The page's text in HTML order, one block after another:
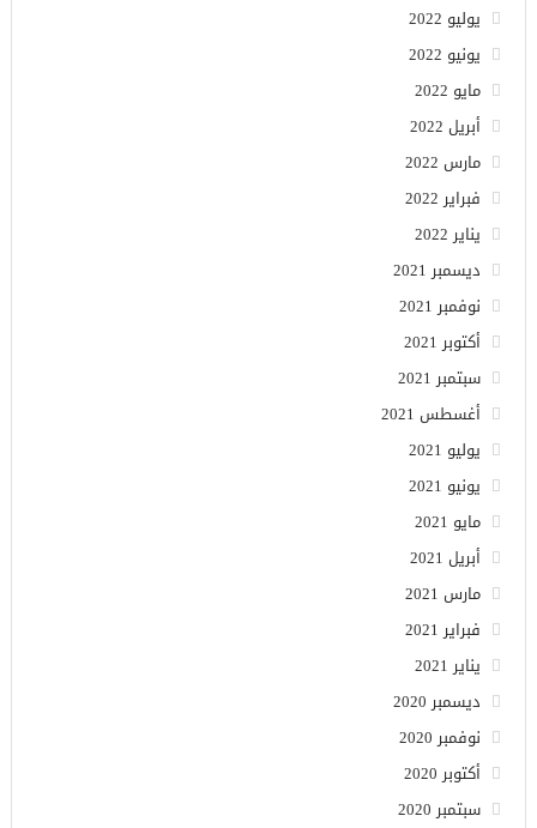
يوليو 2022
يونيو 2022
مايو 2022
أبريل 2022
مارس 2022
فبراير 2022
يناير 2022
ديسمبر 2021
نوفمبر 2021
أكتوبر 2021
سبتمبر 2021
أغسطس 2021
يوليو 2021
يونيو 2021
مايو 2021
أبريل 2021
مارس 2021
فبراير 2021
يناير 2021
ديسمبر 2020
نوفمبر 2020
أكتوبر 2020
سبتمبر 2020